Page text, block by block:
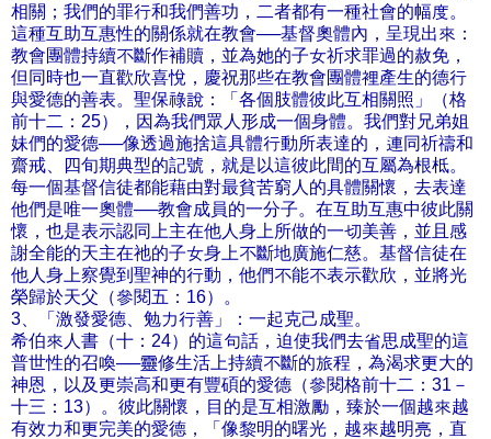
相關；我們的罪行和我們善功，二者都有一種社會的幅度。
這種互助互惠性的關係就在教會──基督奧體內，呈現出來：
教會團體持續不斷作補贖，並為她的子女祈求罪過的赦免，
但同時也一直歡欣喜悅，慶祝那些在教會團體裡產生的德行
與愛德的善表。聖保祿說：「各個肢體彼此互相關照」（格
前十二：25），因為我們眾人形成一個身體。我們對兄弟姐
妹們的愛德──像透過施捨這具體行動所表達的，連同祈禱和
齋戒、四旬期典型的記號，就是以這彼此間的互屬為根柢。
每一個基督信徒都能藉由對最貧苦窮人的具體關懷，去表達
他們是唯一奧體──教會成員的一分子。在互助互惠中彼此關
懷，也是表示認同上主在他人身上所做的一切美善，並且感
謝全能的天主在祂的子女身上不斷地廣施仁慈。基督信徒在
他人身上察覺到聖神的行動，他們不能不表示歡欣，並將光
榮歸於天父（參閱五：16）。
3、「激發愛德、勉力行善」：一起克己成聖。
希伯來人書（十：24）的這句話，迫使我們去省思成聖的這
普世性的召喚──靈修生活上持續不斷的旅程，為渴求更大的
神恩，以及更崇高和更有豐碩的愛德（參閱格前十二：31－
十三：13）。彼此關懷，目的是互相激勵，臻於一個越來越
有效力和更完美的愛德，「像黎明的曙光，越來越明亮，直